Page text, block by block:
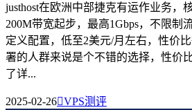
justhost在欧洲中部捷克有运作业务，
200M带宽起步，最高1Gbps，不限制
定义配置，低至2美元/月左右，性价
署的人群来说是个不错的选择，性价
了详...
2025-02-26VPS测评